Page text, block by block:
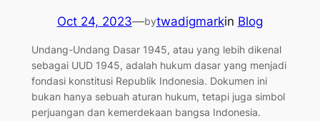
Oct 24, 2023—bytwadigmarkin Blog
Undang-Undang Dasar 1945, atau yang lebih dikenal
sebagai UUD 1945, adalah hukum dasar yang menjadi
fondasi konstitusi Republik Indonesia. Dokumen ini
bukan hanya sebuah aturan hukum, tetapi juga simbol
perjuangan dan kemerdekaan bangsa Indonesia.